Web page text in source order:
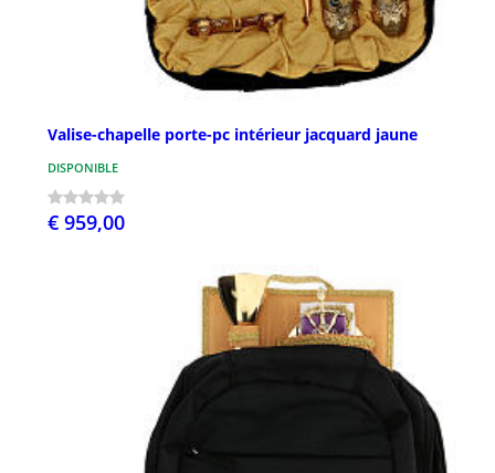
Valise-chapelle porte-pc intérieur jacquard jaune
DISPONIBLE
€ 959,00